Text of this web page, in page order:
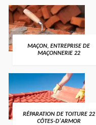
MAÇON, ENTREPRISE DE
MAÇONNERIE 22
RÉPARATION DE TOITURE 22
CÔTES-D'ARMOR